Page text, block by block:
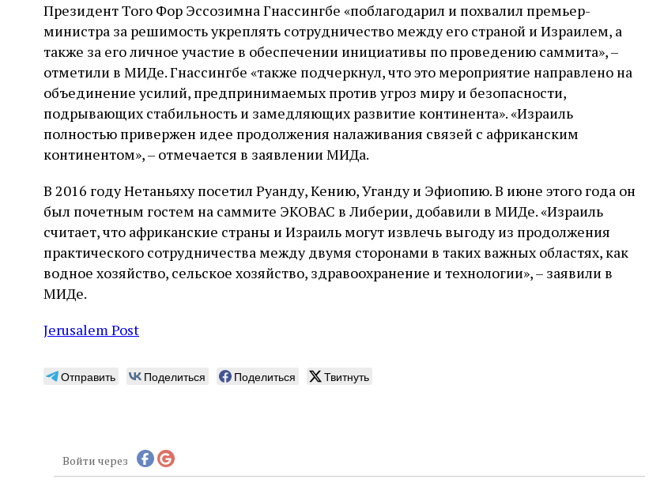
Президент Того Фор Эссозимна Гнассингбе «поблагодарил и похвалил премьер-
министра за решимость укреплять сотрудничество между его страной и Израилем, а
также за его личное участие в обеспечении инициативы по проведению саммита», –
отметили в МИДе. Гнассингбе «также подчеркнул, что это мероприятие направлено на
объединение усилий, предпринимаемых против угроз миру и безопасности,
подрывающих стабильность и замедляющих развитие континента». «Израиль
полностью привержен идее продолжения налаживания связей с африканским
континентом», – отмечается в заявлении МИДа.
В 2016 году Нетаньяху посетил Руанду, Кению, Уганду и Эфиопию. В июне этого года он
был почетным гостем на саммите ЭКОВАС в Либерии, добавили в МИДе. «Израиль
считает, что африканские страны и Израиль могут извлечь выгоду из продолжения
практического сотрудничества между двумя сторонами в таких важных областях, как
водное хозяйство, сельское хозяйство, здравоохранение и технологии», – заявили в
МИДе.
Jerusalem Post
Отправить Поделиться Поделиться Твитнуть
Войти через